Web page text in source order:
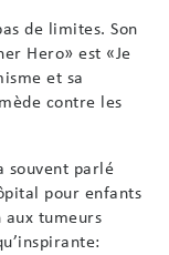
de limites. Son
Hero» est «Je
et sa
contre les
souvent parlé
pour enfants
tumeurs